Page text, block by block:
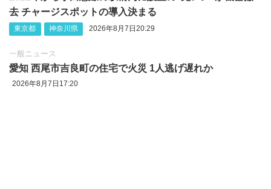
去 チャージスポットの導入決まる
東京都 神奈川県 2026年8月7日20:29
一般ニュース
愛知 西尾市吉良町の住宅で火災 1人逃げ遅れか
2026年8月7日17:20